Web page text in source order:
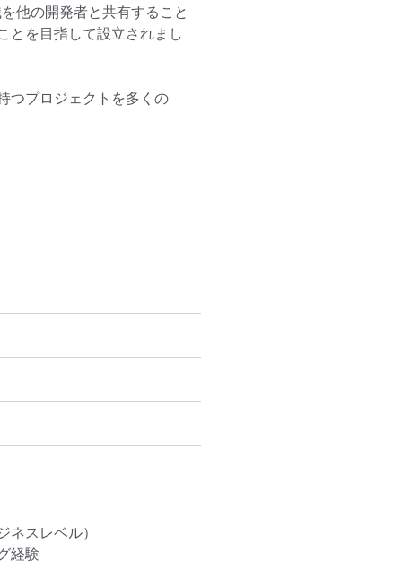
他の開発者と共有すること
とを目指して設立されまし
つプロジェクトを多くの
スレベル）
経験